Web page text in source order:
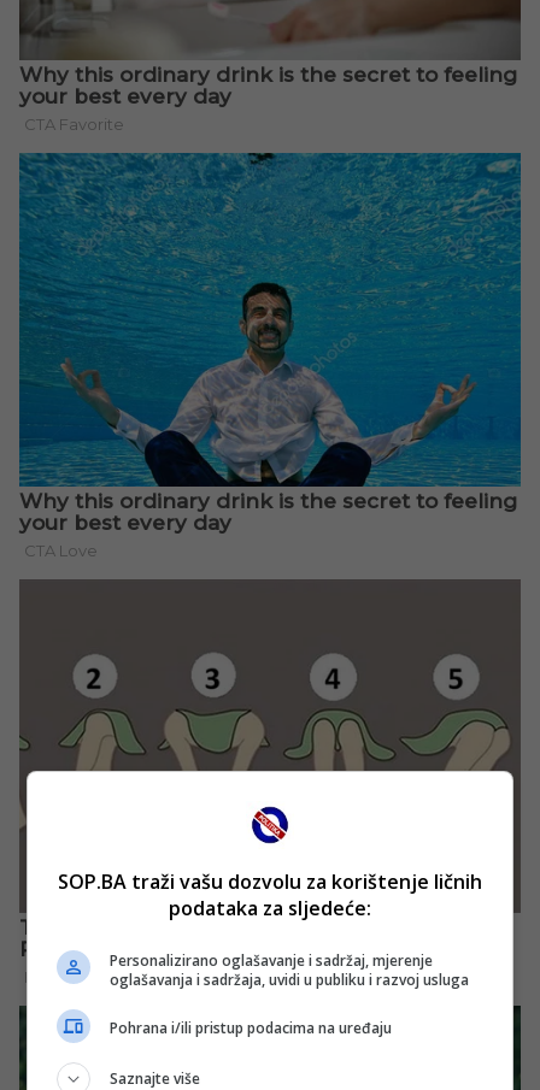
SOP.BA traži vašu dozvolu za korištenje ličnih
podataka za sljedeće:
Personalizirano oglašavanje i sadržaj, mjerenje
oglašavanja i sadržaja, uvidi u publiku i razvoj usluga
Pohrana i/ili pristup podacima na uređaju
Saznajte više